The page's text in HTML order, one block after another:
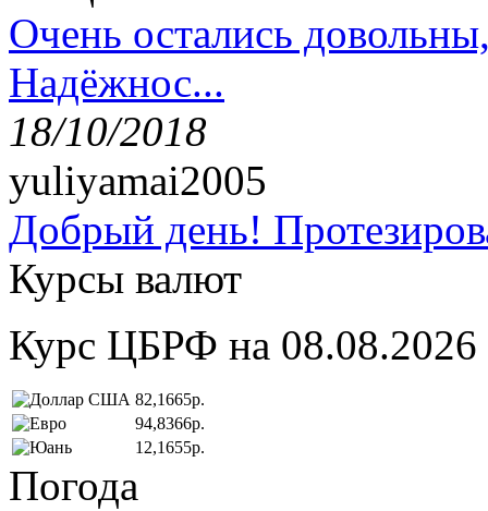
Очень остались
Надёжнос...
18/10/2018
yuliyamai2005
Добрый день!
Курсы валют
Курс ЦБРФ на 08.08.2026
82,1665р.
94,8366р.
12,1655р.
Погода